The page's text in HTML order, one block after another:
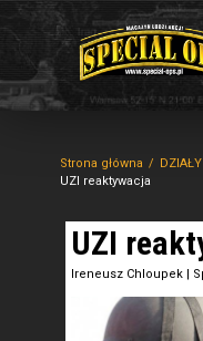
Strona główna
UZI reaktywacja
UZI
Ireneusz Chloupek |